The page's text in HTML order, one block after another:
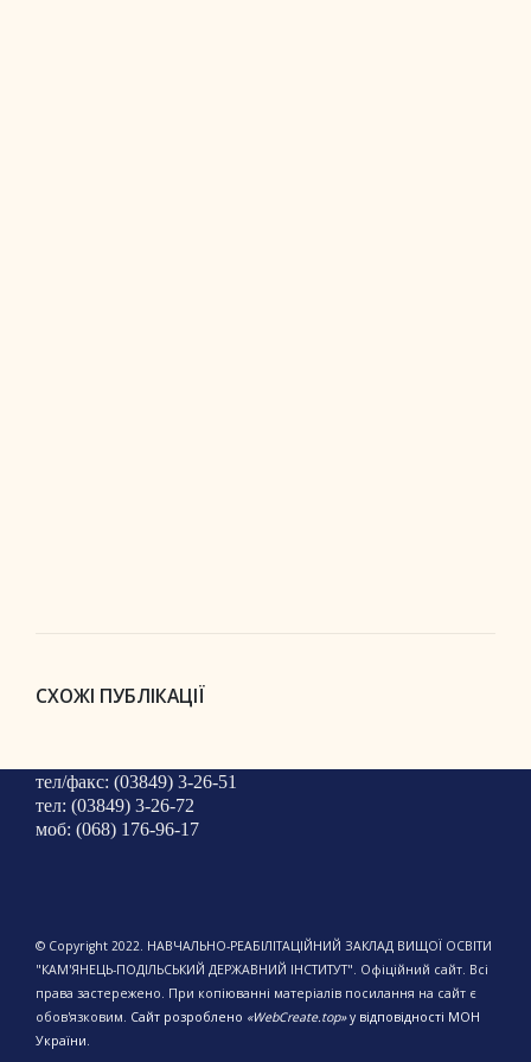
СХОЖІ ПУБЛІКАЦІЇ
тел/факс: (03849) 3-26-51
тел: (03849) 3-26-72
моб: (068) 176-96-17
© Copyright 2022. НАВЧАЛЬНО-РЕАБІЛІТАЦІЙНИЙ ЗАКЛАД ВИЩОЇ ОСВІТИ
"КАМ'ЯНЕЦЬ-ПОДІЛЬСЬКИЙ ДЕРЖАВНИЙ ІНСТИТУТ". Офіційний сайт. Всі
права застережено. При копіюванні матеріалів посилання на сайт є
обов'язковим. Сайт розроблено «WebCreate.top»у відповідності МОН
України.